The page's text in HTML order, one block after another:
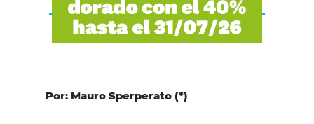
Por: Mauro Sperperato (*)